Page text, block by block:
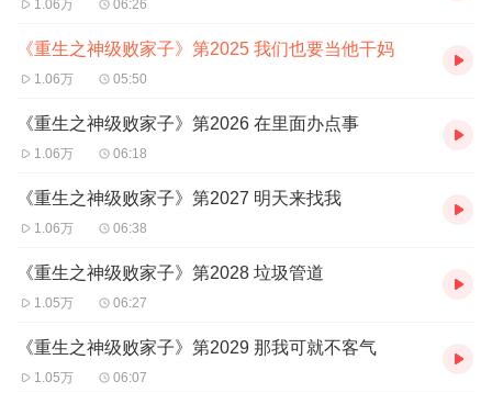
1.06万 06:26
《重生之神级败家子》第2025 我们也要当他干妈
1.06万 05:50
《重生之神级败家子》第2026 在里面办点事
1.06万 06:18
《重生之神级败家子》第2027 明天来找我
1.06万 06:38
《重生之神级败家子》第2028 垃圾管道
1.05万 06:27
《重生之神级败家子》第2029 那我可就不客气
1.05万 06:07